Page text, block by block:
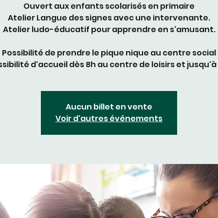
Ouvert aux enfants scolarisés en primaire
Atelier Langue des signes avec une intervenante.
Atelier ludo-éducatif pour apprendre en s'amusant.
Possibilité de prendre le pique nique au centre social
d'accueil dès 8h au centre de loisirs et jusqu'à
Aucun billet en vente
Voir d'autres événements